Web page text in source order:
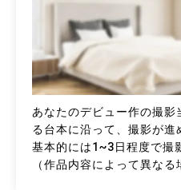
あなたのデビュー作の撮
る台本に沿って、撮影が進
基本的には1~3日程度で撮
（作品内容によって異なる